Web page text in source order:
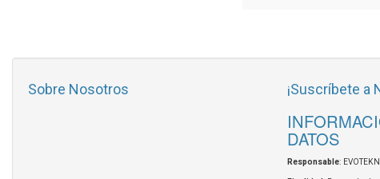
Sobre Nosotros ¡Suscríbete a
DATOS
Responsable: